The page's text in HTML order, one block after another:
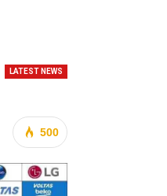
LATEST NEWS
500